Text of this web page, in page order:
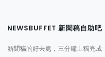
NEWSBUFFET 新聞稿自助吧
新聞稿的好去處，三分鐘上稿完成